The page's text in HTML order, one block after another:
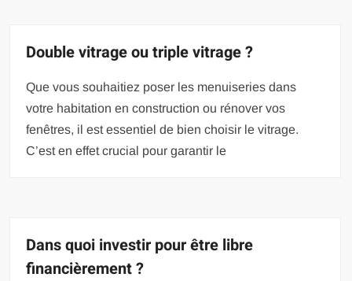
Double vitrage ou triple vitrage ?
Que vous souhaitiez poser les menuiseries dans
votre habitation en construction ou rénover vos
fenêtres, il est essentiel de bien choisir le vitrage.
C’est en effet crucial pour garantir le
Dans quoi investir pour être libre
financièrement ?